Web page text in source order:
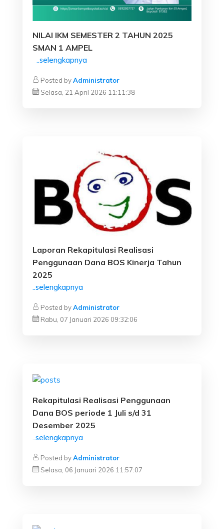
NILAI IKM SEMESTER 2 TAHUN 2025
SMAN 1 AMPEL
..selengkapnya
Posted byAdministrator
Selasa, 21 April 2026 11:11:38
Laporan Rekapitulasi Realisasi
Penggunaan Dana BOS Kinerja Tahun
2025
..selengkapnya
Posted byAdministrator
Rabu, 07 Januari 2026 09:32:06
Rekapitulasi Realisasi Penggunaan
Dana BOS periode 1 Juli s/d 31
Desember 2025
..selengkapnya
Posted byAdministrator
Selasa, 06 Januari 2026 11:57:07